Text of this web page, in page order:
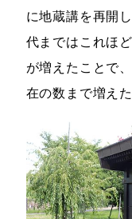
に地蔵講を再開
代まではこれほ
が増えたことで
在の数まで増え